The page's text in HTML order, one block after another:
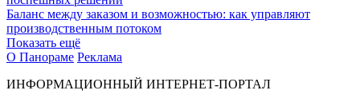
Баланс между заказом и возможностью: как управляют
производственным потоком
Показать ещё
О Панораме Реклама
ИНФОРМАЦИОННЫЙ ИНТЕРНЕТ-ПОРТАЛ